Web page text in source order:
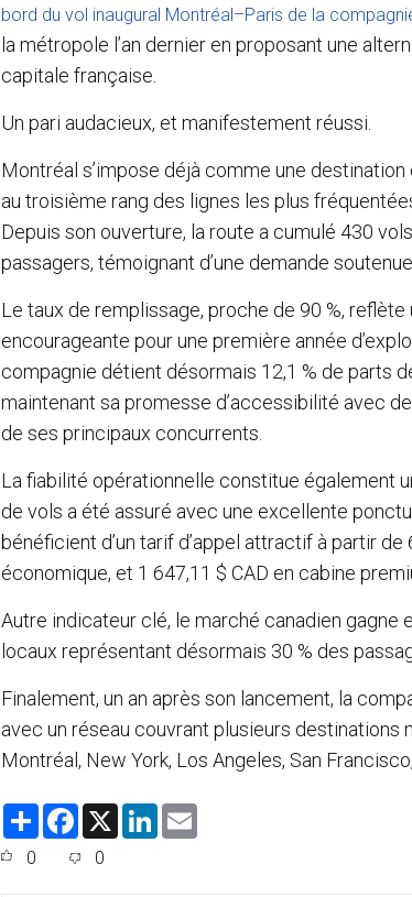
bord du vol inaugural Montréal–Paris de la
la métropole l’an dernier en proposant une
capitale française.
Un pari audacieux, et manifestement réussi.
Montréal s’impose déjà comme une
au troisième rang des lignes les plus
Depuis son ouverture, la route a cumulé 430
passagers, témoignant d’une demande soutenue.
Le taux de remplissage, proche de 90 %,
encourageante pour une première année
compagnie détient désormais 12,1 % de parts
maintenant sa promesse d’accessibilité avec
de ses principaux concurrents.
La fiabilité opérationnelle constitue également
de vols a été assuré avec une excellente
bénéficient d’un tarif d’appel attractif à partir
économique, et 1 647,11 $ CAD en cabine
Autre indicateur clé, le marché canadien gagne
locaux représentant désormais 30 % des
Finalement, un an après son lancement, la
avec un réseau couvrant plusieurs destinations
Montréal, New York, Los Angeles, San
S
F
e
X
L
0 0